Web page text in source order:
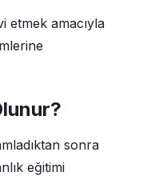
etmek amacıyla
sonra
eğitimi